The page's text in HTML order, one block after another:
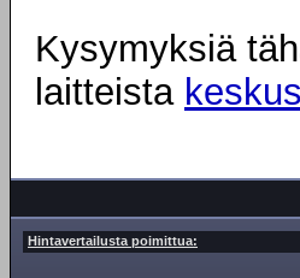
Kysymyksiä
laitteista
Hintavertailusta poimittua: